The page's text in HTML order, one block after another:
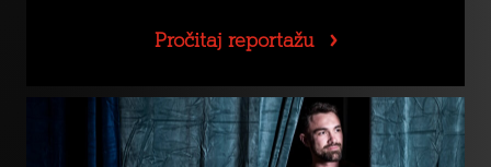
Pročitaj reportažu